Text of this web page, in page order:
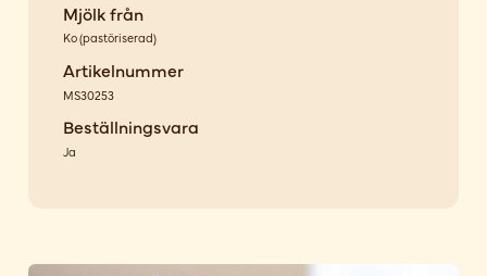
Mjölk från
Ko(pastöriserad)
Artikelnummer
MS30253
Beställningsvara
Ja